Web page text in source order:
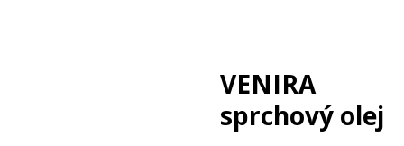
VENIRA
sprchový olej